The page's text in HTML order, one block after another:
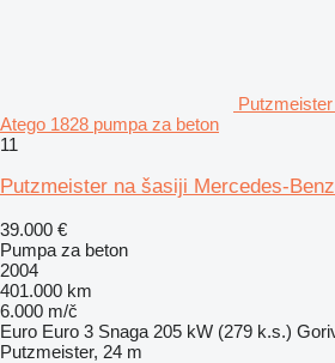
Atego 1828 pumpa za beton
11
Putzmeister na šasiji Mercedes-
39.000 €
Pumpa za beton
2004
401.000 km
6.000 m/č
Euro Euro 3 Snaga 205 kW (279 k.s.)
Putzmeister, 24 m